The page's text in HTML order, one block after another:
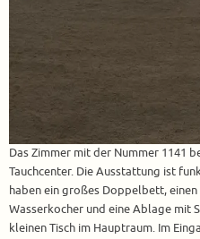
Das Zimmer mit der Nummer 1141
Tauchcenter. Die Ausstattung ist
haben ein großes Doppelbett,
Wasserkocher und eine Ablage mit
kleinen Tisch im Hauptraum. Im